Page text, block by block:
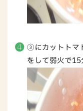
③にカットトマ
をして弱火で15